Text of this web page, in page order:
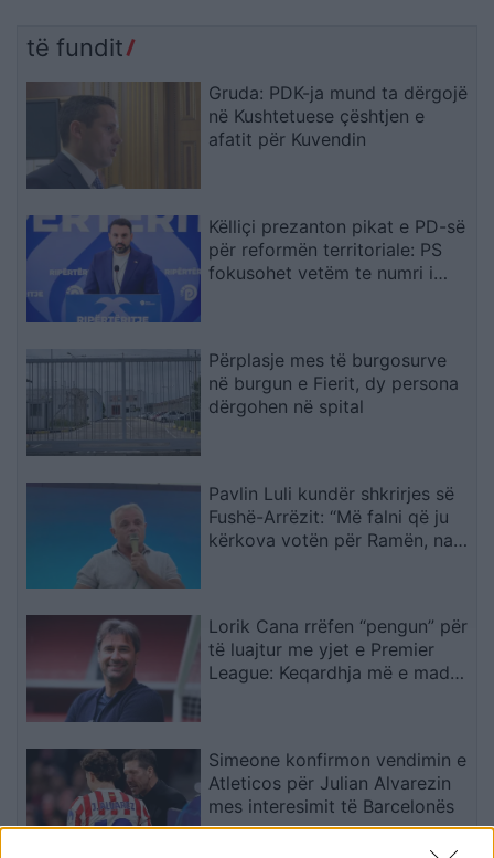
të fundit
Gruda: PDK-ja mund ta dërgojë
në Kushtetuese çështjen e
afatit për Kuvendin
Këlliçi prezanton pikat e PD-së
për reformën territoriale: PS
fokusohet vetëm te numri i
Përplasje mes të burgosurve
në burgun e Fierit, dy persona
dërgohen në spital
Pavlin Luli kundër shkrirjes së
Fushë-Arrëzit: “Më falni që ju
kërkova votën për Ramën, na
Lorik Cana rrëfen “pengun” për
të luajtur me yjet e Premier
League: Keqardhja më e madhe
Simeone konfirmon vendimin e
Atleticos për Julian Alvarezin
mes interesimit të Barcelonës